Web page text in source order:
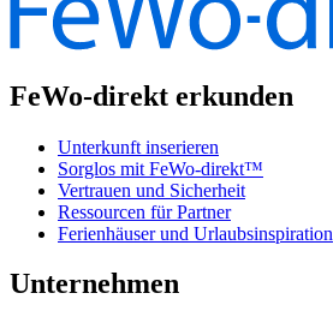
FeWo-direkt erkunden
Unterkunft inserieren
Sorglos mit FeWo-direkt™
Vertrauen und Sicherheit
Ressourcen für Partner
Ferienhäuser und Urlaubsinspiration
Unternehmen